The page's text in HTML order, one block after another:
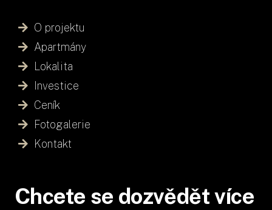
O projektu
Apartmány
Lokalita
Investice
Ceník
Fotogalerie
Kontakt
Chcete se dozvědět více